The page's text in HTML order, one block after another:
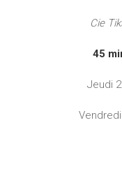
Cie
45
Jeudi